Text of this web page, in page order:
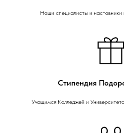
Наши специалисты и наставники
Стипендия
Учащимся Колледжей и